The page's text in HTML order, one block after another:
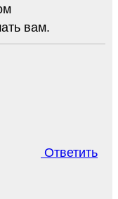
вам.
Ответить